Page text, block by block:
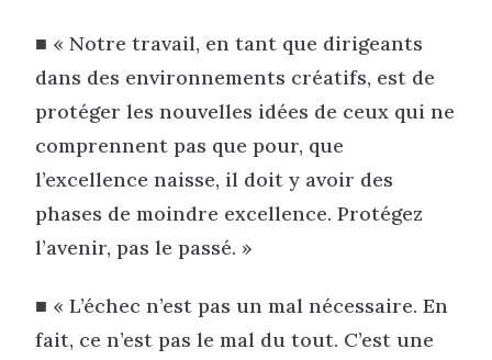
■ « Notre travail, en tant que dirigeants
dans des environnements créatifs, est de
protéger les nouvelles idées de ceux qui ne
comprennent pas que pour, que
l’excellence naisse, il doit y avoir des
phases de moindre excellence. Protégez
l’avenir, pas le passé. »
■ « L’échec n’est pas un mal nécessaire. En
fait, ce n’est pas le mal du tout. C’est une